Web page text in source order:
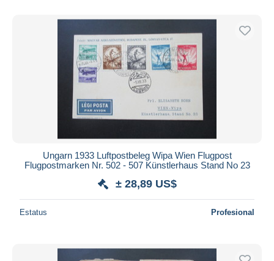
Ungarn 1933 Luftpostbeleg Wipa Wien Flugpost
Flugpostmarken Nr. 502 - 507 Künstlerhaus Stand No 23
± 28,89 US$
Estatus Profesional